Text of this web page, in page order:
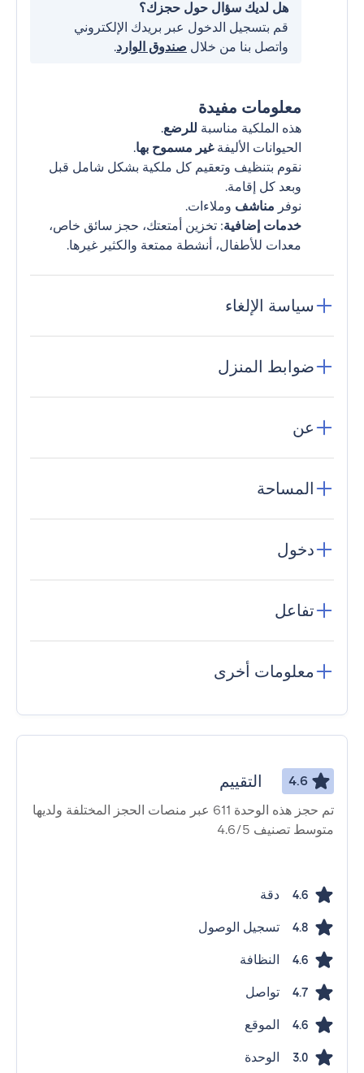
هل لديك سؤال حول حجزك؟
قم بتسجيل الدخول عبر بريدك الإلكتروني
واتصل بنا من خلال صندوق الوارد.
معلومات مفيدة
هذه الملكية مناسبة للرضع.
الحيوانات الأليفةغير مسموح بها.
نقوم بتنظيف وتعقيم كل ملكية بشكل شامل قبل
وبعد كل إقامة.
نوفر مناشف وملاءات.
خدمات إضافية: تخزين أمتعتك، حجز سائق خاص،
معدات للأطفال، أنشطة ممتعة والكثير غيرها.
سياسة الإلغاء
ضوابط المنزل
عن
المساحة
دخول
تفاعل
معلومات أخرى
4.6 التقييم
تم حجز هذه الوحدة 611 عبر منصات الحجز المختلفة ولديها
متوسط ​​تصنيف 4.6/5
4.6 دقة
4.8 تسجيل الوصول
4.6 النظافة
4.7 تواصل
4.6 الموقع
3.0 الوحدة